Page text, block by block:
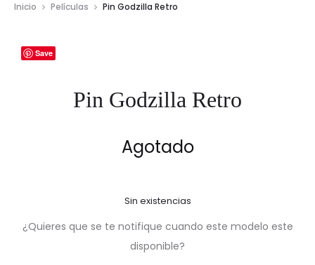
Inicio Películas Pin Godzilla Retro
Save
Pin Godzilla Retro
Agotado
Sin existencias
¿Quieres que se te notifique cuando este modelo este
disponible?